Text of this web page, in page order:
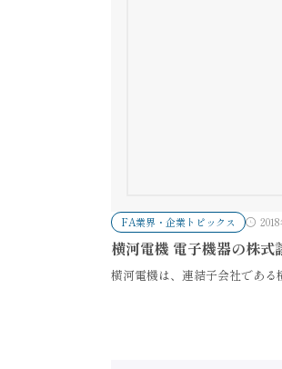
FA業界・企業トピックス
横河電機 電子機器の株
横河電機は、連結子会社であ